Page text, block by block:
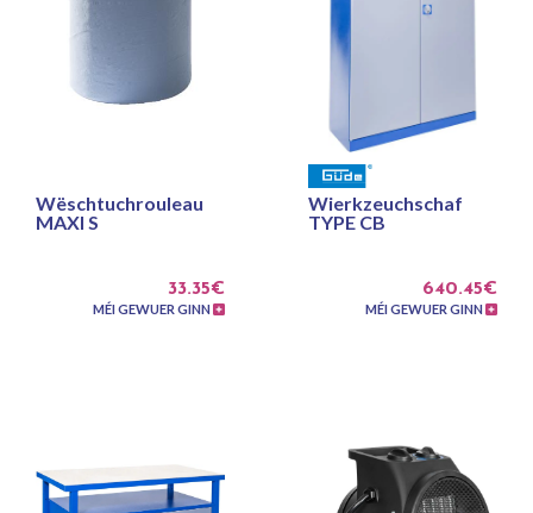
Wëschtuchrouleau
MAXI S
33.35€
MÉI GEWUER GINN
Wierkzeuchschaf
TYPE CB
640.45€
MÉI GEWUER GINN